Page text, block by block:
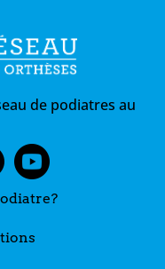
de podiatres au